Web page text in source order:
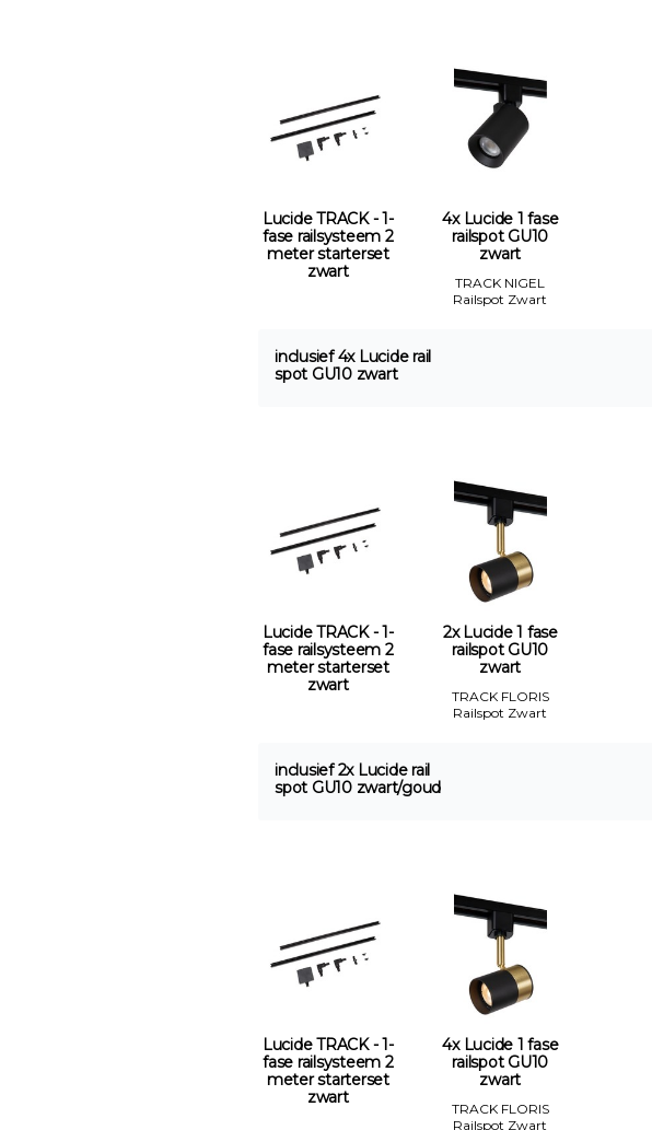
Lucide TRACK - 1-
fase railsysteem 2
meter starterset
zwart
4x Lucide 1 fase
railspot GU10
zwart
TRACK NIGEL
Railspot Zwart
inclusief 4x Lucide rail
spot GU10 zwart
Lucide TRACK - 1-
fase railsysteem 2
meter starterset
zwart
2x Lucide 1 fase
railspot GU10
zwart
TRACK FLORIS
Railspot Zwart
inclusief 2x Lucide rail
spot GU10 zwart/goud
Lucide TRACK - 1-
fase railsysteem 2
meter starterset
zwart
4x Lucide 1 fase
railspot GU10
zwart
TRACK FLORIS
Railspot Zwart